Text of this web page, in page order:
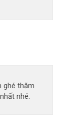
ghé thăm
nhé.